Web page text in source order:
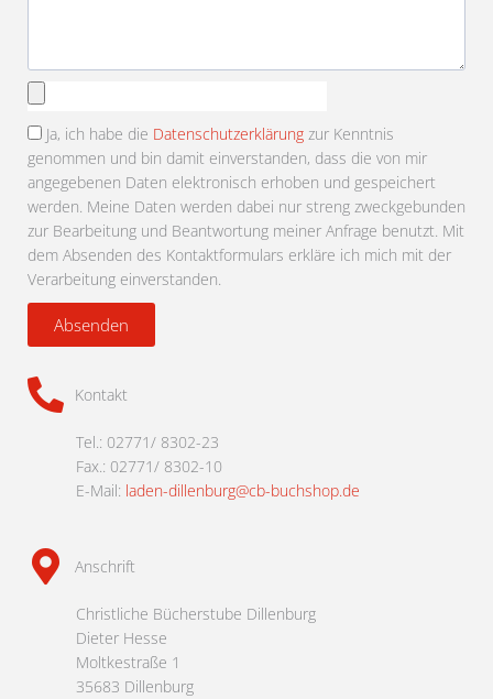
Anhang
Ja, ich habe die Datenschutzerklärung zur Kenntnis
genommen und bin damit einverstanden, dass die von mir
angegebenen Daten elektronisch erhoben und gespeichert
werden. Meine Daten werden dabei nur streng zweckgebunden
zur Bearbeitung und Beantwortung meiner Anfrage benutzt. Mit
dem Absenden des Kontaktformulars erkläre ich mich mit der
Verarbeitung einverstanden.
Absenden
Kontakt
Tel.: 02771/ 8302-23
Fax.: 02771/ 8302-10
E-Mail: laden-dillenburg@cb-buchshop.de
Anschrift
Christliche Bücherstube Dillenburg
Dieter Hesse
Moltkestraße 1
35683 Dillenburg